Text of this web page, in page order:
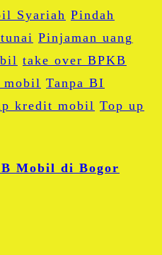
Syariah Pindah
Pinjaman uang
take over BPKB
mobil Tanpa BI
kredit mobil Top up
Mobil di Bogor